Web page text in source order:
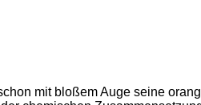
mit bloßem Auge seine